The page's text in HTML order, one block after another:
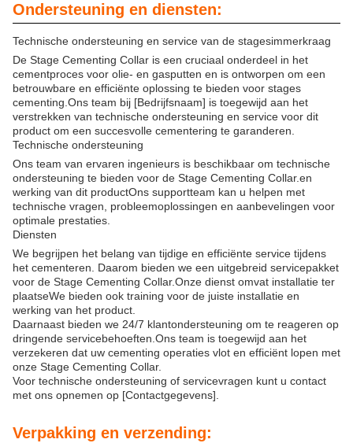
Ondersteuning en diensten:
Technische ondersteuning en service van de stagesimmerkraag
De Stage Cementing Collar is een cruciaal onderdeel in het
cementproces voor olie- en gasputten en is ontworpen om een
betrouwbare en efficiënte oplossing te bieden voor stages
cementing.Ons team bij [Bedrijfsnaam] is toegewijd aan het
verstrekken van technische ondersteuning en service voor dit
product om een succesvolle cementering te garanderen.
Technische ondersteuning
Ons team van ervaren ingenieurs is beschikbaar om technische
ondersteuning te bieden voor de Stage Cementing Collar.en
werking van dit productOns supportteam kan u helpen met
technische vragen, probleemoplossingen en aanbevelingen voor
optimale prestaties.
Diensten
We begrijpen het belang van tijdige en efficiënte service tijdens
het cementeren. Daarom bieden we een uitgebreid servicepakket
voor de Stage Cementing Collar.Onze dienst omvat installatie ter
plaatseWe bieden ook training voor de juiste installatie en
werking van het product.
Daarnaast bieden we 24/7 klantondersteuning om te reageren op
dringende servicebehoeften.Ons team is toegewijd aan het
verzekeren dat uw cementing operaties vlot en efficiënt lopen met
onze Stage Cementing Collar.
Voor technische ondersteuning of servicevragen kunt u contact
met ons opnemen op [Contactgegevens].
Verpakking en verzending: